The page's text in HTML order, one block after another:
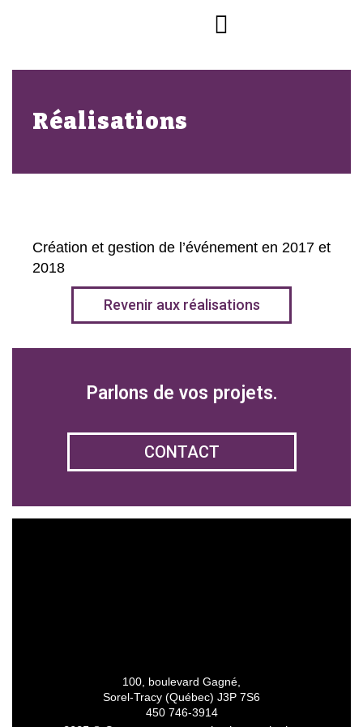
Réalisations
Création et gestion de l’événement en 2017 et
2018
Revenir aux réalisations
Parlons de vos projets.
CONTACT
100, boulevard Gagné,
Sorel-Tracy (Québec) J3P 7S6
450 746-3914